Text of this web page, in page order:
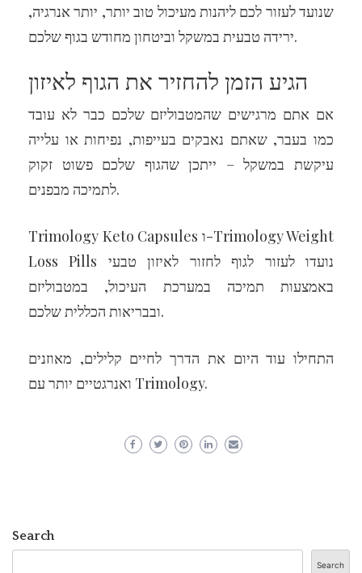
שנועד לעזור לכם ליהנות מעיכול טוב יותר, יותר אנרגיה,
ירידה טבעית במשקל וביטחון מחודש בגוף שלכם.
הגיע הזמן להחזיר את הגוף לאיזון
אם אתם מרגישים שהמטבוליזם שלכם כבר לא עובד
כמו בעבר, שאתם נאבקים בעייפות, נפיחות או עלייה
עיקשת במשקל – ייתכן שהגוף שלכם פשוט זקוק
לתמיכה מבפנים.
Trimology Keto Capsules ו-Trimology Weight
Loss Pills נועדו לעזור לגוף לחזור לאיזון טבעי
באמצעות תמיכה במערכת העיכול, במטבוליזם
ובבריאות הכללית שלכם.
התחילו עוד היום את הדרך לחיים קלילים, מאוזנים
ואנרגטיים יותר עם Trimology.
Search
Search